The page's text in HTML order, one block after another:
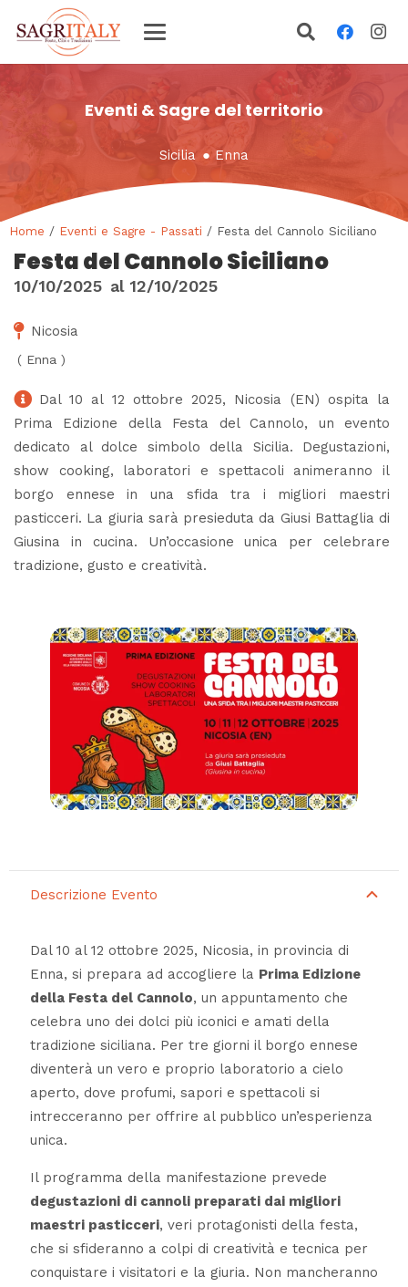
Eventi & Sagre del territorio
Sicilia ● Enna
Home / Eventi e Sagre - Passati / Festa del Cannolo Siciliano
Festa del Cannolo Siciliano
10/10/2025 al 12/10/2025
Nicosia
( Enna )
Dal 10 al 12 ottobre 2025, Nicosia (EN) ospita la
Prima Edizione della Festa del Cannolo, un evento
dedicato al dolce simbolo della Sicilia. Degustazioni,
show cooking, laboratori e spettacoli animeranno il
borgo ennese in una sfida tra i migliori maestri
pasticceri. La giuria sarà presieduta da Giusi Battaglia di
Giusina in cucina. Un’occasione unica per celebrare
tradizione, gusto e creatività.
Descrizione Evento
Dal 10 al 12 ottobre 2025, Nicosia, in provincia di
Enna, si prepara ad accogliere la Prima Edizione
della Festa del Cannolo, un appuntamento che
celebra uno dei dolci più iconici e amati della
tradizione siciliana. Per tre giorni il borgo ennese
diventerà un vero e proprio laboratorio a cielo
aperto, dove profumi, sapori e spettacoli si
intrecceranno per offrire al pubblico un’esperienza
unica.
Il programma della manifestazione prevede
degustazioni di cannoli preparati dai migliori
maestri pasticceri, veri protagonisti della festa,
che si sfideranno a colpi di creatività e tecnica per
conquistare i visitatori e la giuria. Non mancheranno